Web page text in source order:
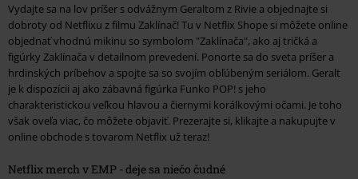
Vydajte sa na lov príšer s odvážnym Geraltom z Rivie a objednajte si
dobroty od Netflixu z filmu Zaklínač! Tu v Netflix Shope si môžete online
objednať vhodnú mikinu so symbolom "Zaklínača", ako aj tričká a
figúrky Zaklínača v detailnom prevedení. Ponorte sa do sveta príšer a
hrdinských príbehov a spojte sa so svojím obľúbeným seriálom. Geralt
je k dispozícii aj ako zábavná figúrka Funko POP! s jeho
charakteristickou veľkou hlavou a čiernymi korálkovými očami. Je toho
však oveľa viac, čo môžete objaviť. Prezerajte si, klikajte a nakupujte v
online obchode s tovarom Netflix už teraz!
Netflix merch v EMP - deje sa niečo čudné